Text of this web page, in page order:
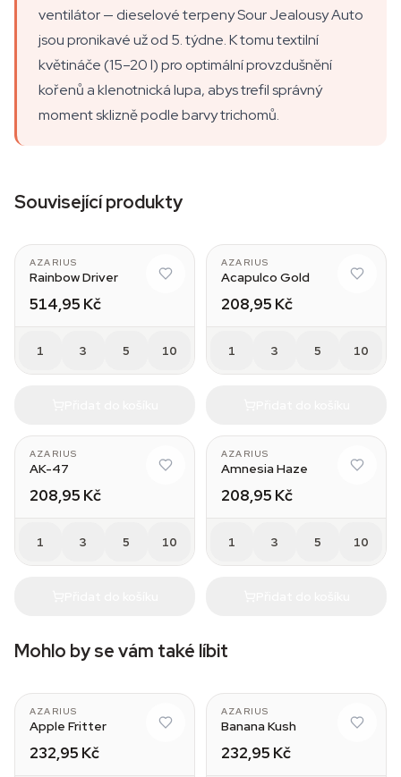
ventilátor — dieselové terpeny Sour Jealousy Auto
jsou pronikavé už od 5. týdne. K tomu textilní
květináče (15–20 l) pro optimální provzdušnění
kořenů a klenotnická lupa, abys trefil správný
moment sklizně podle barvy trichomů.
Související produkty
AZARIUS
Rainbow Driver
514,95 Kč
1 3 5 10
AZARIUS
Acapulco Gold
208,95 Kč
1 3 5 10
AZARIUS
AK-47
208,95 Kč
1 3 5 10
AZARIUS
Amnesia Haze
208,95 Kč
1 3 5 10
Mohlo by se vám také líbit
AZARIUS
Apple Fritter
232,95 Kč
AZARIUS
Banana Kush
232,95 Kč